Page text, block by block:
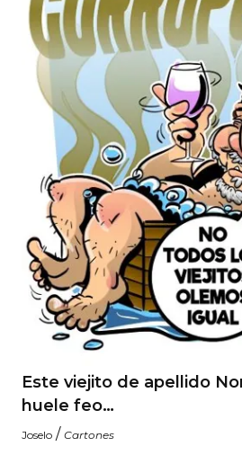
Este viejito de apellido
huele feo…
Joselo / Cartones